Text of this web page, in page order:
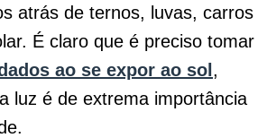
atrás de ternos, luvas, carros
É claro que é preciso tomar
ao se expor ao sol ,
luz é de extrema importância